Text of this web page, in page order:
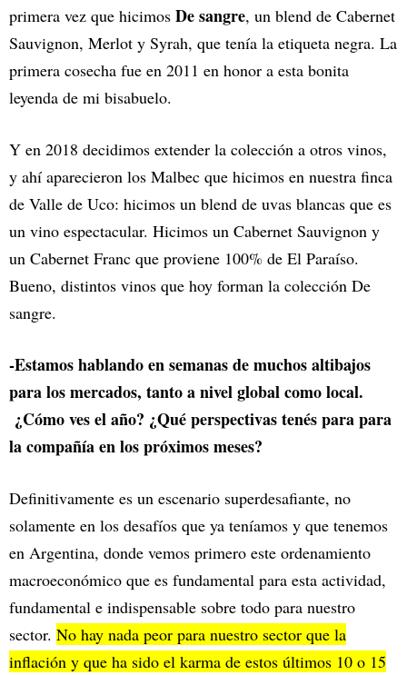
primera vez que hicimos De sangre, un blend de Cabernet
Sauvignon, Merlot y Syrah, que tenía la etiqueta negra. La
primera cosecha fue en 2011 en honor a esta bonita
leyenda de mi bisabuelo.
Y en 2018 decidimos extender la colección a otros vinos,
y ahí aparecieron los Malbec que hicimos en nuestra finca
de Valle de Uco: hicimos un blend de uvas blancas que es
un vino espectacular. Hicimos un Cabernet Sauvignon y
un Cabernet Franc que proviene 100% de El Paraíso.
Bueno, distintos vinos que hoy forman la colección De
sangre.
-Estamos hablando en semanas de muchos altibajos
para los mercados, tanto a nivel global como local.
¿Cómo ves el año? ¿Qué perspectivas tenés para para
la compañía en los próximos meses?
Definitivamente es un escenario superdesafiante, no
solamente en los desafíos que ya teníamos y que tenemos
en Argentina, donde vemos primero este ordenamiento
macroeconómico que es fundamental para esta actividad,
fundamental e indispensable sobre todo para nuestro
sector. No hay nada peor para nuestro sector que la
inflación y que ha sido el karma de estos últimos 10 o 15